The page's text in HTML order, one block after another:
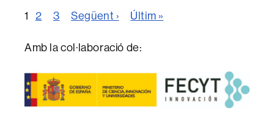
1 2 3 Següent › Últim »
Amb la col·laboració de: